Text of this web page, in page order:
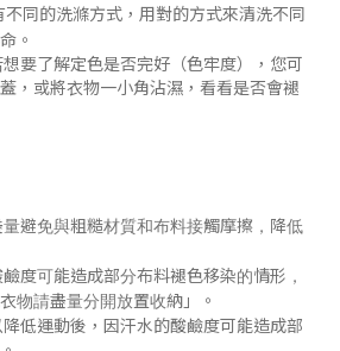
同的洗滌方式，用對的方式來清洗不同
。
要了解定色是否完好（色牢度），您可
，或將衣物一小角沾濕，看看是否會褪
避免與粗糙材質和布料接觸摩擦，降低
度可能造成部分布料褪色移染的情形，
物請盡量分開放置收納 」 。
低運動後， 因汗水的酸鹼度可能造成部